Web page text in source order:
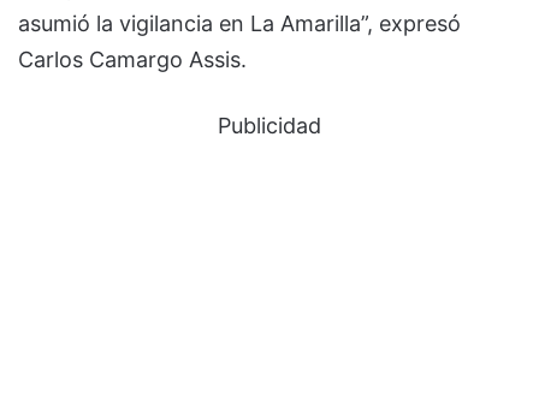
asumió la vigilancia en La Amarilla”, expresó
Carlos Camargo Assis.
Publicidad